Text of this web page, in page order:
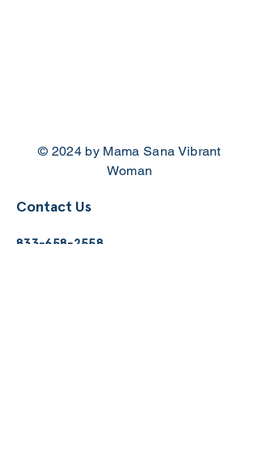
© 2024 by Mama Sana Vibrant
Woman
Contact Us
833-658-2558